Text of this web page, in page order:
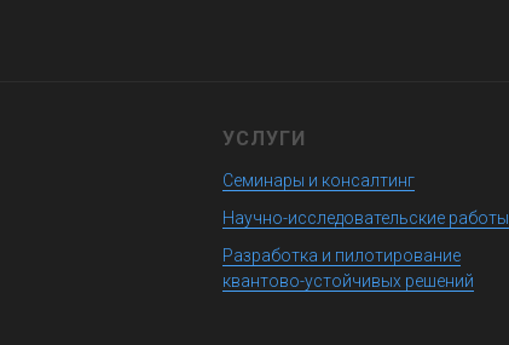
УСЛУГИ
Семинары и консалтинг
Научно-исследовательские работы
Разработка и пилотирование
квантово-устойчивых решений